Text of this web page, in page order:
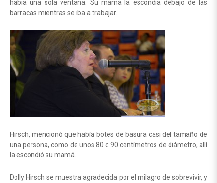
había una sola ventana. Su mamá la escondía debajo de las
barracas mientras se iba a trabajar.
Hirsch, mencionó que había botes de basura casi del tamaño de
una persona, como de unos 80 o 90 centímetros de diámetro, allí
la escondió su mamá.
Dolly Hirsch se muestra agradecida por el milagro de sobrevivir, y